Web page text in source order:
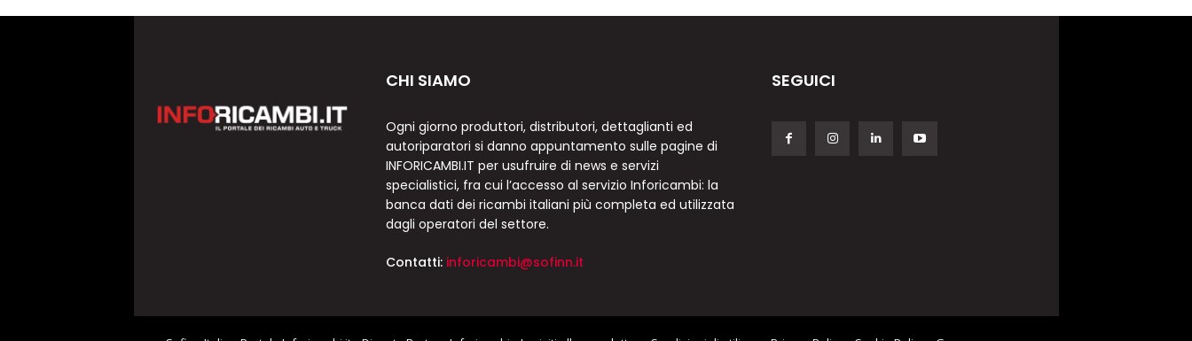
CHI SIAMO
Ogni giorno produttori, distributori, dettaglianti ed
autoriparatori si danno appuntamento sulle pagine di
INFORICAMBI.IT per usufruire di news e servizi
specialistici, fra cui l’accesso al servizio Inforicambi: la
banca dati dei ricambi italiani più completa ed utilizzata
dagli operatori del settore.
Contatti: inforicambi@sofinn.it
SEGUICI